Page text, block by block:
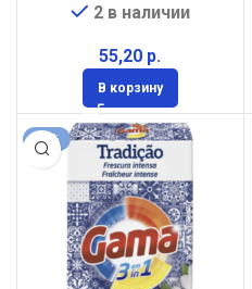
2 в наличии
р.
В корзину
-12%